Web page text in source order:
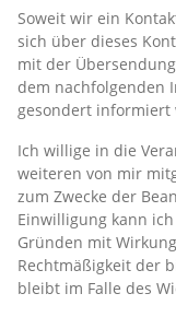
Soweit wir ein
sich über dieses
mit der
dem nachfolgenden
gesondert informiert
Ich willige in die
weiteren von mir
zum Zwecke der
Einwilligung kann
Gründen mit
Rechtmäßigkeit der
bleibt im Falle des